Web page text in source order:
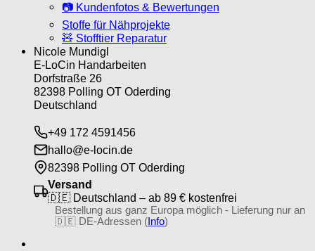
📷 Kundenfotos & Bewertungen
Stoffe für Nähprojekte
🧸 Stofftier Reparatur
Nicole Mundigl
E-LoCin Handarbeiten
Dorfstraße 26
82398 Polling OT Oderding
Deutschland
+49 172 4591456
hallo@e-locin.de
82398 Polling OT Oderding
Versand
🇩🇪 Deutschland – ab 89 € kostenfrei
Bestellung aus ganz Europa möglich - Lieferung nur an
🇩🇪 DE-Adressen ( Info)